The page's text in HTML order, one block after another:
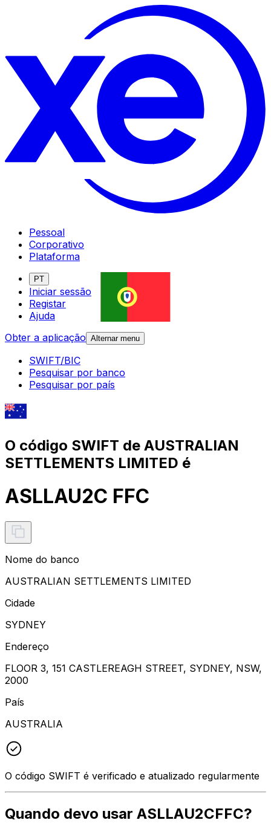
Pessoal
Corporativo
Plataforma
PT
Iniciar sessão
Registar
Ajuda
Obter a aplicação Alternar menu
SWIFT/BIC
Pesquisar por banco
Pesquisar por país
O código SWIFT de AUSTRALIAN
SETTLEMENTS LIMITED é
ASLLAU2C FFC
Nome do banco
AUSTRALIAN SETTLEMENTS LIMITED
Cidade
SYDNEY
Endereço
FLOOR 3, 151 CASTLEREAGH STREET, SYDNEY, NSW,
2000
País
AUSTRALIA
O código SWIFT é verificado e atualizado regularmente
Quando devo usar ASLLAU2CFFC?